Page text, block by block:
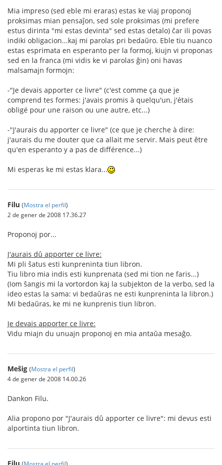
Mia impreso (sed eble mi eraras) estas ke viaj proponoj
proksimas mian pensaĵon, sed sole proksimas (mi prefere
estus dirinta "mi estas devinta" sed estas detalo) ĉar ili povas
indiki obligacion...kaj mi parolas pri bedaŭro. Eble tiu nuanco
estas esprimata en esperanto per la formoj, kiujn vi proponas
sed en la franca (mi vidis ke vi parolas ĝin) oni havas
malsamajn formojn:
-"Je devais apporter ce livre" (c'est comme ça que je
comprend tes formes: j'avais promis à quelqu'un, j'étais
obligé pour une raison ou une autre, etc...)
-"J'aurais du apporter ce livre" (ce que je cherche à dire:
j'aurais du me douter que ca allait me servir. Mais peut être
qu'en esperanto y a pas de différence...)
Mi esperas ke mi estas klara...
Filu (Mostra el perfil)
2 de gener de 2008 17.36.27
Proponoj por...
J'aurais dû apporter ce livre:
Mi pli ŝatus esti kunpreninta tiun libron.
Tiu libro mia indis esti kunprenata (sed mi tion ne faris...)
(Iom ŝangis mi la vortordon kaj la subjekton de la verbo, sed la
ideo estas la sama: vi bedaŭras ne esti kunpreninta la libron.)
Mi bedaŭras, ke mi ne kunprenis tiun libron.
Je devais apporter ce livre:
Vidu miajn du unuajn proponoj en mia antaŭa mesaĝo.
Meŝig (Mostra el perfil)
4 de gener de 2008 14.00.26
Dankon Filu.
Alia propono por "J'aurais dû apporter ce livre": mi devus esti
alportinta tiun libron.
Filu (Mostra el perfil)